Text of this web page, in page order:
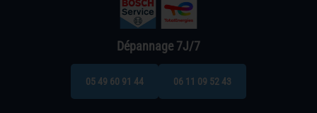
Dépannage 7J/7
05 49 60 91 44 06 11 09 52 43